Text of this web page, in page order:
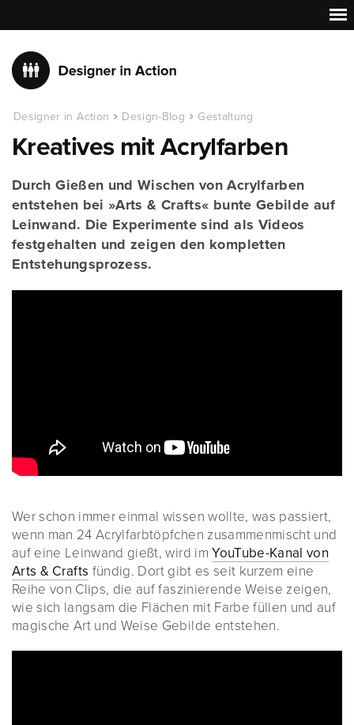
Designer in Action Design-Blog Gestaltung
Kreatives mit Acrylfarben
Durch Gießen und Wischen von Acrylfarben
entstehen bei »Arts & Crafts« bunte Gebilde auf
Leinwand. Die Experimente sind als Videos
festgehalten und zeigen den kompletten
Entstehungsprozess.
Wer schon immer einmal wissen wollte, was passiert,
wenn man 24 Acrylfarbtöpfchen zusammenmischt und
auf eine Leinwand gießt, wird imYouTube-Kanal von
Arts & Crafts fündig. Dort gibt es seit kurzem eine
Reihe von Clips, die auf faszinierende Weise zeigen,
wie sich langsam die Flächen mit Farbe füllen und auf
magische Art und Weise Gebilde entstehen.